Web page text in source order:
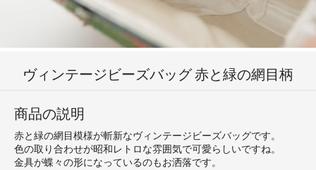
ヴィンテージビーズバッグ 赤と緑の網目柄
商品の説明
赤と緑の網目模様が斬新なヴィンテージビーズバッグです。
色の取り合わせが昭和レトロな雰囲気で可愛らしいですね。
金具が蝶々の形になっているのもお洒落です。